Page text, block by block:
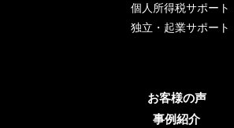
個人所得税サポート
独立・起業サポート
お客様の声
事例紹介